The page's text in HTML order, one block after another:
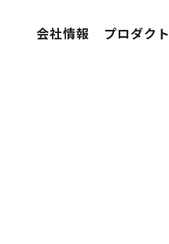
会社情報 プロダクト